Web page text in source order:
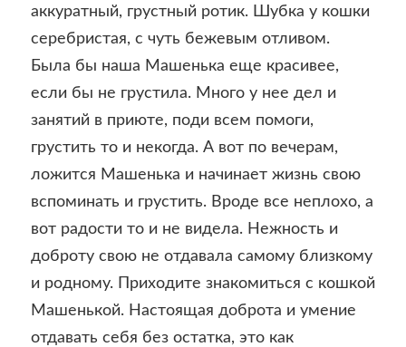
аккуратный, грустный ротик. Шубка у кошки
серебристая, с чуть бежевым отливом.
Была бы наша Машенька еще красивее,
если бы не грустила. Много у нее дел и
занятий в приюте, поди всем помоги,
грустить то и некогда. А вот по вечерам,
ложится Машенька и начинает жизнь свою
вспоминать и грустить. Вроде все неплохо, а
вот радости то и не видела. Нежность и
доброту свою не отдавала самому близкому
и родному. Приходите знакомиться с кошкой
Машенькой. Настоящая доброта и умение
отдавать себя без остатка, это как